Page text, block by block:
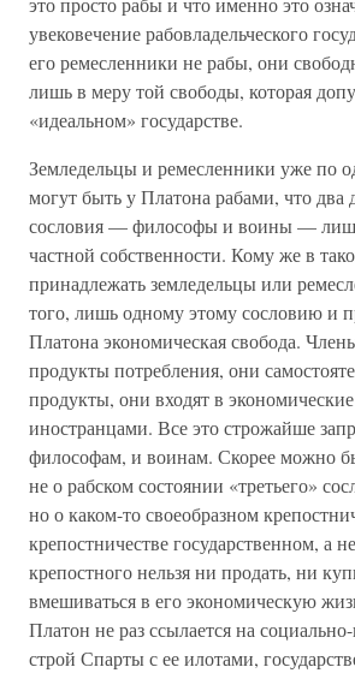
увековечение рабовладельческого
его ремесленники не рабы, они
лишь в меру той свободы, которая
«идеальном» государстве.
Земледельцы и ремесленники уже по
могут быть у Платона рабами, что два
сословия — философы и воины —
частной собственности. Кому же в
принадлежать земледельцы или
того, лишь одному этому сословию и
Платона экономическая свобода.
продукты потребления, они
продукты, они входят в
иностранцами. Все это строжайше
философам, и воинам. Скорее можно
не о рабском состоянии «третьего»
но о каком-то своеобразном
крепостничестве государственном, а
крепостного нельзя ни продать, ни
вмешиваться в его экономическую
Платон не раз ссылается на
строй Спарты с ее илотами,